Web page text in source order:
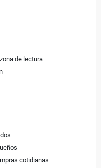
de lectura
cotidianas